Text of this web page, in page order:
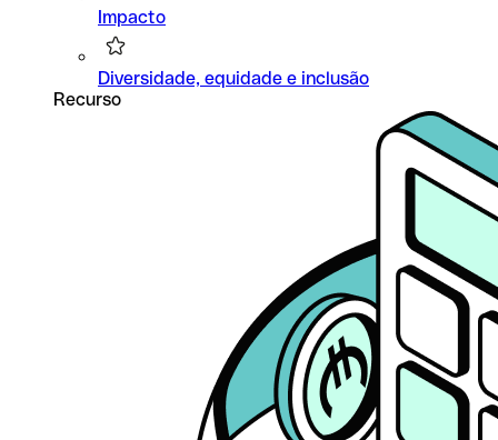
Impacto
Diversidade, equidade e inclusão
Recurso